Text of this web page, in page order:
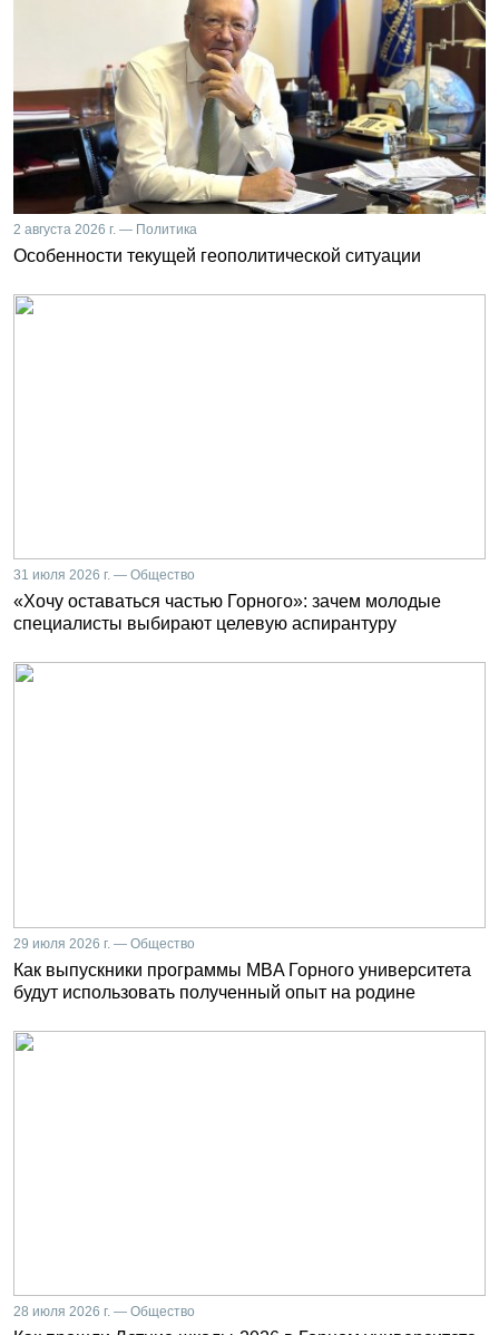
2 августа 2026 г. — Политика
Особенности текущей геополитической ситуации
31 июля 2026 г. — Общество
«Хочу оставаться частью Горного»: зачем молодые
специалисты выбирают целевую аспирантуру
29 июля 2026 г. — Общество
Как выпускники программы MBA Горного университета
будут использовать полученный опыт на родине
28 июля 2026 г. — Общество